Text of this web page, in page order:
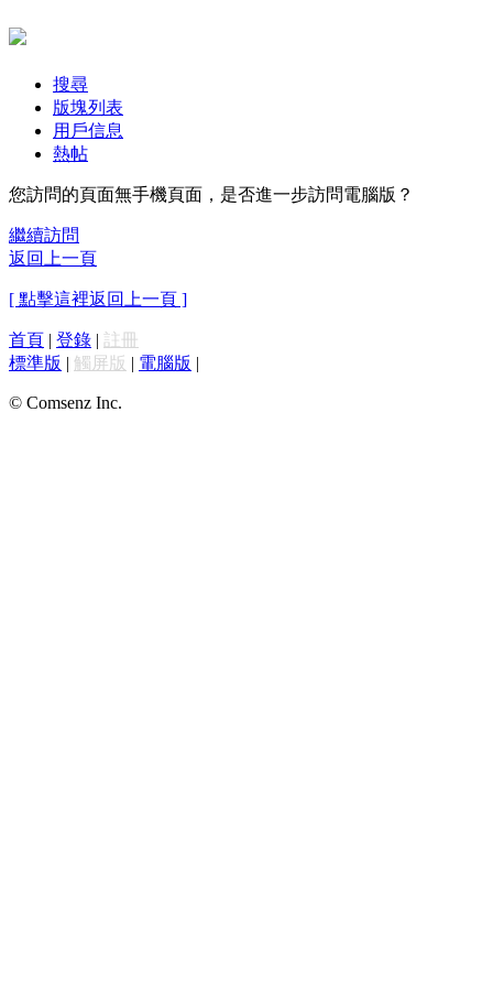
搜尋
版塊列表
用戶信息
熱帖
您訪問的頁面無手機頁面，是否進一步訪問電腦版？
繼續訪問
返回上一頁
[ 點擊這裡返回上一頁 ]
首頁 | 登錄 | 註冊
標準版 | 觸屏版 | 電腦版 |
© Comsenz Inc.